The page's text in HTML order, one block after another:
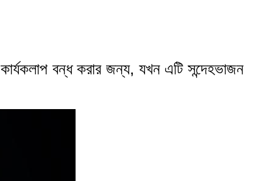
বন্ধ করার জন্য, যখন এটি সন্দেহভাজন